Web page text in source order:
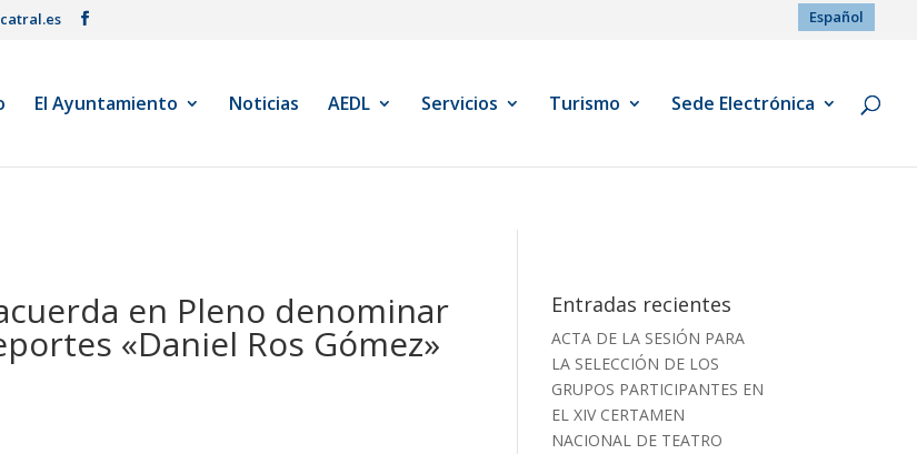
Español
El Ayuntamiento Noticias AEDL Servicios Turismo Sede Electrónica
en Pleno denominar
«Daniel Ros Gómez»
Entradas recientes
ACTA DE LA SESIÓN PARA
LA SELECCIÓN DE LOS
GRUPOS PARTICIPANTES EN
EL XIV CERTAMEN
NACIONAL DE TEATRO